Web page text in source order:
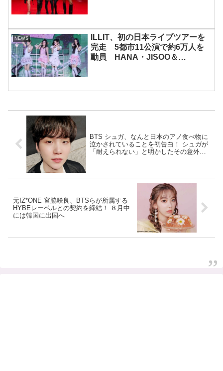
NEWS
ILLIT、初の日本ライブツアーを
完走 5都市11公演で約6万人を
動員 HANA・JISOO＆
BTS シュガ、なんと日本のアノ食べ物に
泣かされていることを初告白！ シュガが
「耐えられない」と明かしたその意外な
元IZ*ONE 宮脇咲良、BTSらが所属する
HYBEレーベルとの契約を締結！ ８月中
には韓国に出国へ